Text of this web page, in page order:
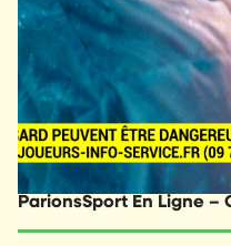
ParionsSport En Ligne –